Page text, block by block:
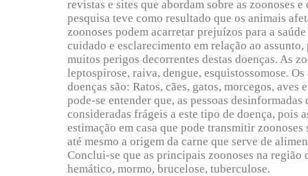
revistas e sites que abordam sobre as zoonoses
pesquisa teve como resultado que os animais
zoonoses podem acarretar prejuízos para a
cuidado e esclarecimento em relação ao assunto,
muitos perigos decorrentes destas doenças. As
leptospirose, raiva, dengue, esquistossomose.
doenças são: Ratos, cães, gatos, morcegos, aves
pode-se entender que, as pessoas
consideradas frágeis a este tipo de doença, pois
estimação em casa que pode transmitir
até mesmo a origem da carne que serve de
Conclui-se que as principais zoonoses na região
hemático, mormo, brucelose, tuberculose.